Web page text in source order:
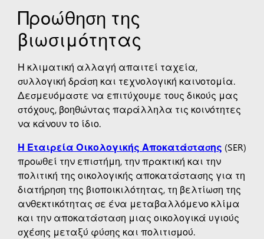
Προώθηση της
βιωσιμότητας
Η κλιματική αλλαγή απαιτεί ταχεία,
συλλογική δράση και τεχνολογική καινοτομία.
Δεσμευόμαστε να επιτύχουμε τους δικούς μας
στόχους, βοηθώντας παράλληλα τις κοινότητες
να κάνουν το ίδιο.
Η Εταιρεία Οικολογικής Αποκατάστασης (SER)
προωθεί την επιστήμη, την πρακτική και την
πολιτική της οικολογικής αποκατάστασης για τη
διατήρηση της βιοποικιλότητας, τη βελτίωση της
ανθεκτικότητας σε ένα μεταβαλλόμενο κλίμα
και την αποκατάσταση μιας οικολογικά υγιούς
σχέσης μεταξύ φύσης και πολιτισμού.